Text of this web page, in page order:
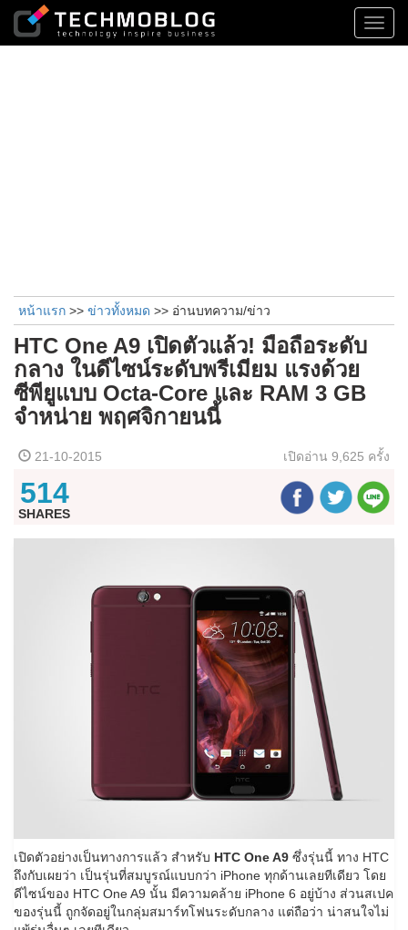
หน้าแรก >> ข่าวทั้งหมด >> อ่านบทความ/ข่าว
HTC One A9 เปิดตัวแล้ว! มือถือระดับ
กลาง ในดีไซน์ระดับพรีเมียม แรงด้วย
ซีพียูแบบ Octa-Core และ RAM 3 GB
จำหน่าย พฤศจิกายนนี้
21-10-2015 เปิดอ่าน 9,625 ครั้ง
514
SHARES
เปิดตัวอย่างเป็นทางการแล้ว สำหรับ HTC One A9 ซึ่งรุ่นนี้ ทาง HTC
ถึงกับเผยว่า เป็นรุ่นที่สมบูรณ์แบบกว่า iPhone ทุกด้านเลยทีเดียว โดย
ดีไซน์ของ HTC One A9 นั้น มีความคล้าย iPhone 6 อยู่บ้าง ส่วนสเปค
ของรุ่นนี้ ถูกจัดอยู่ในกลุ่มสมาร์ทโฟนระดับกลาง แต่ถือว่า น่าสนใจไม่